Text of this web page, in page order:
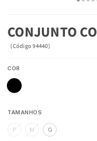
CONJUNTO
(Código94440)
COR
TAMANHOS
P M G